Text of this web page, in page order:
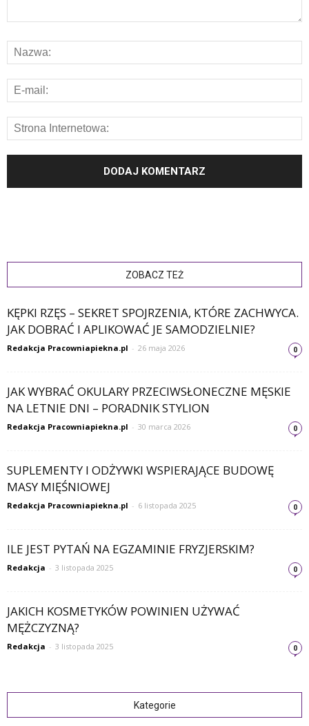
ZOBACZ TEŻ
KĘPKI RZĘS – SEKRET SPOJRZENIA, KTÓRE ZACHWYCA.
JAK DOBRAĆ I APLIKOWAĆ JE SAMODZIELNIE?
Redakcja Pracowniapiekna.pl - 26 maja 2026 0
JAK WYBRAĆ OKULARY PRZECIWSŁONECZNE MĘSKIE
NA LETNIE DNI – PORADNIK STYLION
Redakcja Pracowniapiekna.pl - 30 marca 2026 0
SUPLEMENTY I ODŻYWKI WSPIERAJĄCE BUDOWĘ
MASY MIĘŚNIOWEJ
Redakcja Pracowniapiekna.pl - 6 listopada 2025 0
ILE JEST PYTAŃ NA EGZAMINIE FRYZJERSKIM?
Redakcja - 3 listopada 2025 0
JAKICH KOSMETYKÓW POWINIEN UŻYWAĆ
MĘŻCZYZNĄ?
Redakcja - 3 listopada 2025 0
Kategorie